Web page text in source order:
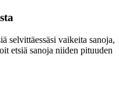
selvittäessäsi vaikeita sanoja,
etsiä sanoja niiden pituuden